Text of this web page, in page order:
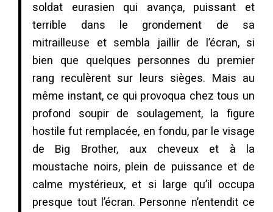
soldat eurasien qui avança, puissant et
terrible dans le grondement de sa
mitrailleuse et sembla jaillir de l’écran, si
bien que quelques personnes du premier
rang reculèrent sur leurs sièges. Mais au
même instant, ce qui provoqua chez tous un
profond soupir de soulagement, la figure
hostile fut remplacée, en fondu, par le visage
de Big Brother, aux cheveux et à la
moustache noirs, plein de puissance et de
calme mystérieux, et si large qu’il occupa
presque tout l’écran. Personne n’entendit ce